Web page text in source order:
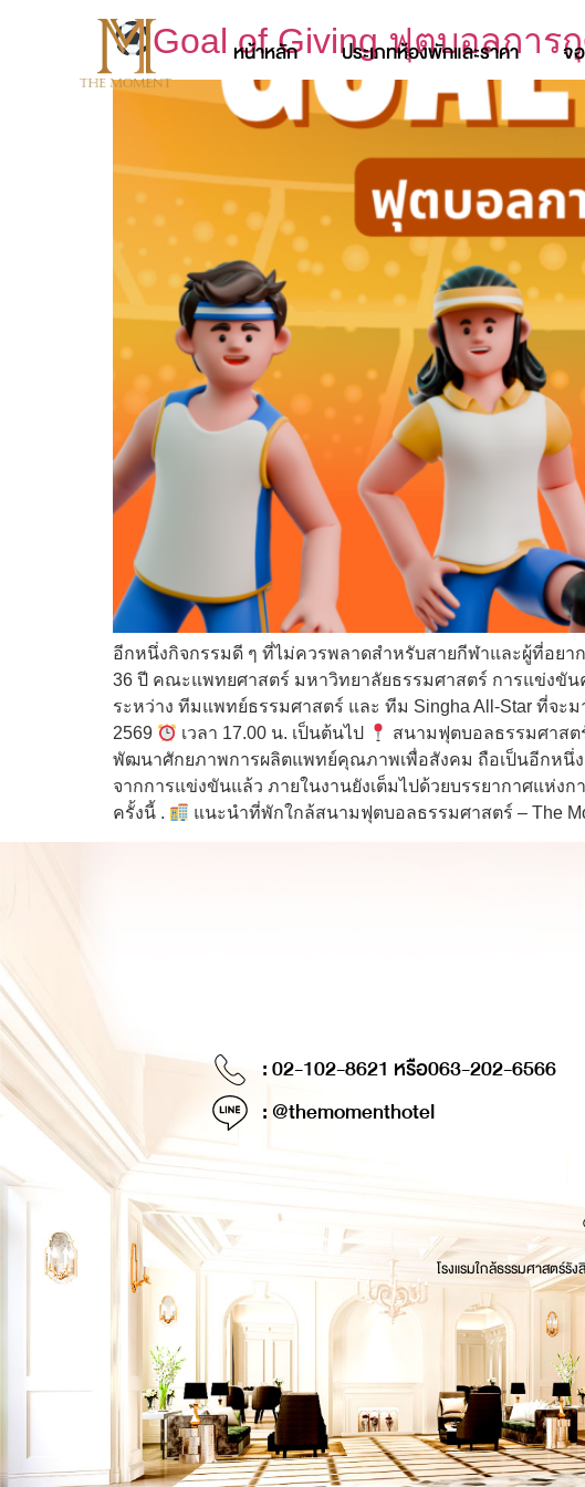
หน้าหลัก ประเภทห้องพักและราคา จ
Goal of Giving ฟุตบอลกา
อีกหนึ่งกิจกรรมดี ๆ ที่ไม่ควรพลาดสำหรับสายกีฬาและผู้ที่อยา
36 ปี คณะแพทยศาสตร์ มหาวิทยาลัยธรรมศาสตร์ การแข่งขั
ระหว่าง ทีมแพทย์ธรรมศาสตร์ และ ทีม Singha All-Star ที่จ
2569
เวลา 17.00 น. เป็นต้นไป
สนามฟุตบอลธรรมศาสต
พัฒนาศักยภาพการผลิตแพทย์คุณภาพเพื่อสังคม ถือเป็นอีกหนึ่
จากการแข่งขันแล้ว ภายในงานยังเต็มไปด้วยบรรยากาศแห่
ครั้งนี้ .
แนะนำที่พักใกล้สนามฟุตบอลธรรมศาสตร์ – The
: 02-102-8621 หรือ063-202-6566
: @themomenthotel
โรงแรมใกล้ธรรมศาสตร์รั